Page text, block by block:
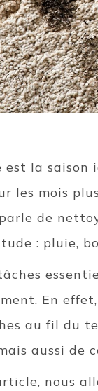
est la saison
les mois
de
: pluie,
tâches
En
au fil du
aussi de
nous